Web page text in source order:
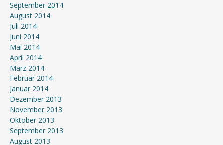
September 2014
August 2014
Juli 2014
Juni 2014
Mai 2014
April 2014
März 2014
Februar 2014
Januar 2014
Dezember 2013
November 2013
Oktober 2013
September 2013
August 2013